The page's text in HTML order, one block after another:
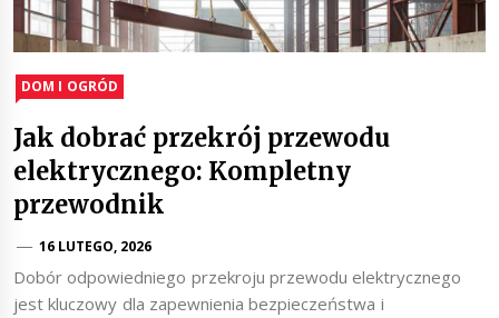
DOM I OGRÓD
Jak dobrać przekrój przewodu
elektrycznego: Kompletny
przewodnik
16 LUTEGO, 2026
Dobór odpowiedniego przekroju przewodu elektrycznego
jest kluczowy dla zapewnienia bezpieczeństwa i